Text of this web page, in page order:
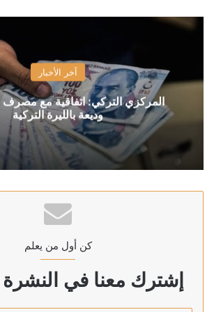
آخر الأخبار
المركزي التركي: اتفاقية مع
وديعة بالليرة التركية
كن أول من يعلم
إشترك معنا في النشرة